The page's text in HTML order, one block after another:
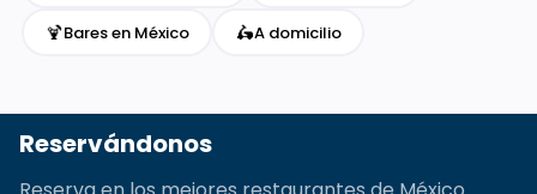
🍹Bares en México 🛵A domicilio
Reservándonos